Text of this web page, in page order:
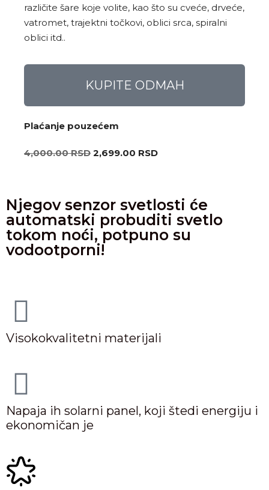
različite šare koje volite, kao što su cveće, drveće,
vatromet, trajektni točkovi, oblici srca, spiralni
oblici itd..
KUPITE ODMAH
Plaćanje pouzećem
4,000.00RSD 2,699.00 RSD
Njegov senzor svetlosti će
automatski probuditi svetlo
tokom noći, potpuno su
vodootporni!
Visokokvalitetni materijali
Napaja ih solarni panel, koji štedi energiju i
ekonomičan je